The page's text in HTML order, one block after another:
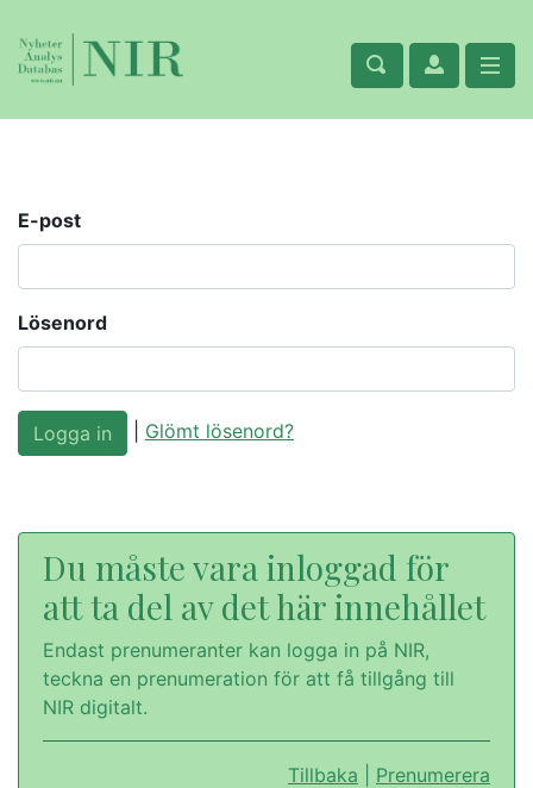
E-post
Lösenord
Glömt lösenord?
Du måste vara inloggad för
att ta del av det här innehållet
Endast prenumeranter kan logga in på NIR,
teckna en prenumeration för att få tillgång till
NIR digitalt.
Tillbaka Prenumerera